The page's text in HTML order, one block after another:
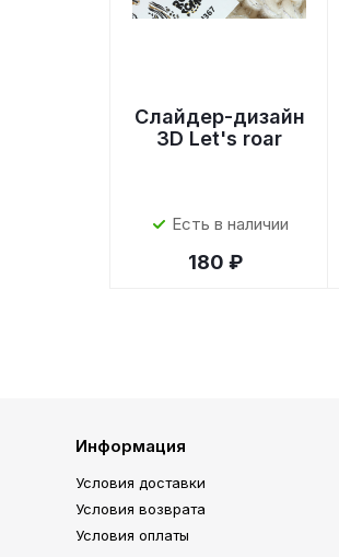
Слайдер-дизайн
3D Let's roar
Есть в наличии
180 ₽
Информация
Условия доставки
Условия возврата
Условия оплаты